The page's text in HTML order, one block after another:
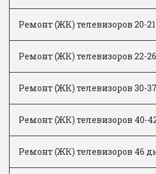
Ремонт (ЖК) телевизоров 20-
Ремонт (ЖК) телевизоров 22-
Ремонт (ЖК) телевизоров 30-
Ремонт (ЖК) телевизоров 40-
Ремонт (ЖК) телевизоров 46